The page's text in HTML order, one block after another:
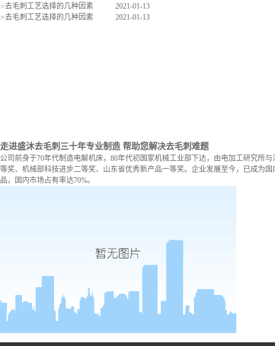
2021-01-13
>去毛刺工艺选择的几种因素
2021-01-13
>去毛刺工艺选择的几种因素
走进盛沐去毛刺 三十年专业制造 帮助您解决去毛刺难题
公司前身于70年代制造电解机床，80年代初国家机械工业部下达，由电加工研究所
等奖、机械部科技进步二等奖、山东省优秀新产品一等奖。企业发展至今，已成为
品，国内市场占有率达70%。